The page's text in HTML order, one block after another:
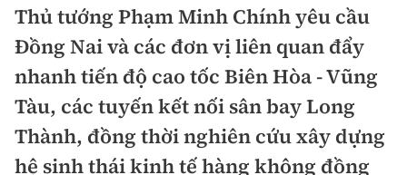
Chính trị
Xã hội
Chuyện dọc đường
Cải chính
Xây dựng
Chỉ đạo điều hành
Quy hoạch kiến trúc
Vật liệu xây dựng
Giao thông
Quản lý
Đường bộ
Kinh tế
Thủ tướng Phạm Minh Chính yêu cầu
Đồng Nai và các đơn vị liên quan đẩy
nhanh tiến độ cao tốc Biên Hòa - Vũng
Tàu, các tuyến kết nối sân bay Long
Thành, đồng thời nghiên cứu xây dựng
hệ sinh thái kinh tế hàng không đồng